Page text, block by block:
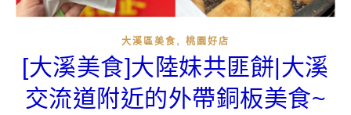
大溪區美食 , 桃園好店
[大溪美食]大陸妹共匪餅|大溪
交流道附近的外帶銅板美食~